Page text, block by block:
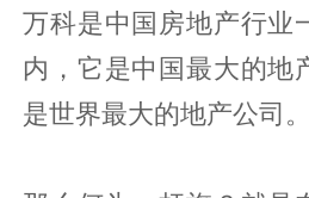
万科是中国房地产行业
内，它是中国最大的地
是世界最大的地产公司。